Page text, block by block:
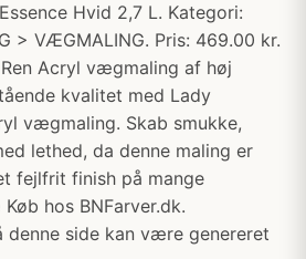
Hvid 2,7 L. Kategori:
> VÆGMALING. Pris: 469.00 kr.
Acryl vægmaling af høj
kvalitet med Lady
vægmaling. Skab smukke,
lethed, da denne maling er
fejlfrit finish på mange
hos BNFarver.dk.
denne side kan være genereret